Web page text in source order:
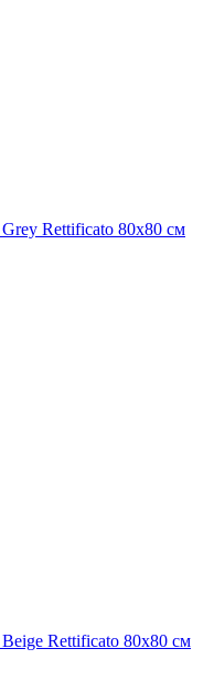
Rettificato 80x80 см
Rettificato 80x80 см